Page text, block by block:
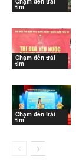
tim
Chạm đến trái
tim
Chạm đến trái
tim